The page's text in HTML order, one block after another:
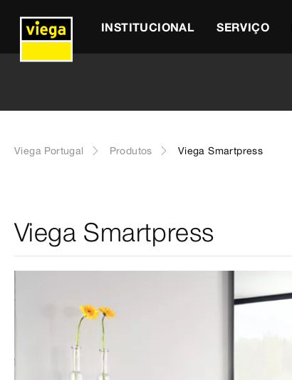
INSTITUCIONAL SERVIÇO
Viega Portugal Produtos Viega Smartpress
Viega Smartpress